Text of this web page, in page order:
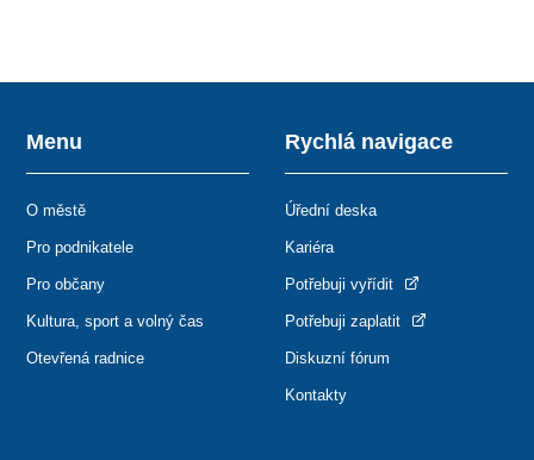
Menu
O městě
Pro podnikatele
Pro občany
Kultura, sport a volný čas
Otevřená radnice
Rychlá navigace
Úřední deska
Kariéra
Potřebuji vyřídit
Potřebuji zaplatit
Diskuzní fórum
Kontakty